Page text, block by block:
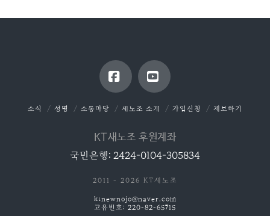
FacebookYouTube
소식 성명 소통마당 새노조 소개 가입신청 제보하기
KT새노조 후원계좌
국민은행: 2424-0104-305834
2011 - 2026 KT새노조
ktnewnojo@naver.com
고유번호: 220-82-65715